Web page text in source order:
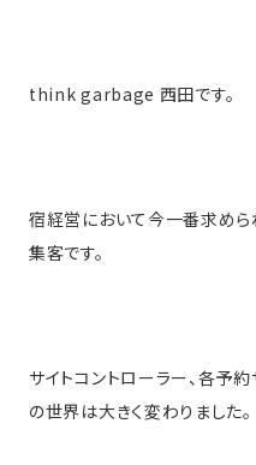
think garbage 西田です。
宿経営において今一番求めら
集客です。
サイトコントローラー、各予
の世界は大きく変わりました。